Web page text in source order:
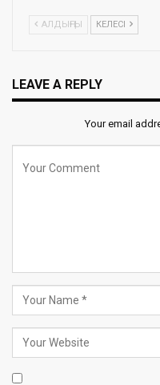
АЛДЫҢҒЫ КЕЛЕСІ
LEAVE A REPLY
Your email